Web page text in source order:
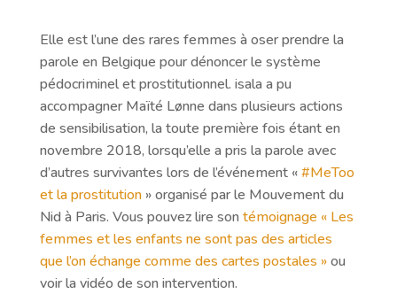
Elle est l’une des rares femmes à oser prendre la
parole en Belgique pour dénoncer le système
pédocriminel et prostitutionnel. isala a pu
accompagner Maïté Lønne dans plusieurs actions
de sensibilisation, la toute première fois étant en
novembre 2018, lorsqu’elle a pris la parole avec
d’autres survivantes lors de l’événement «#MeToo
et la prostitution» organisé par le Mouvement du
Nid à Paris. Vous pouvez lire son témoignage « Les
femmes et les enfants ne sont pas des articles
que l’on échange comme des cartes postales »ou
voir la vidéo de son intervention.